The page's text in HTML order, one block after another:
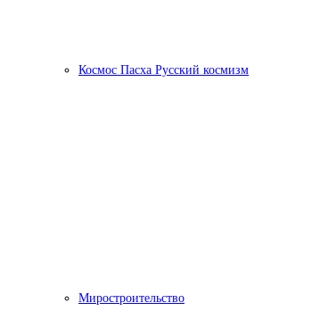
Космос Пасха Русский космизм
Миростроительство